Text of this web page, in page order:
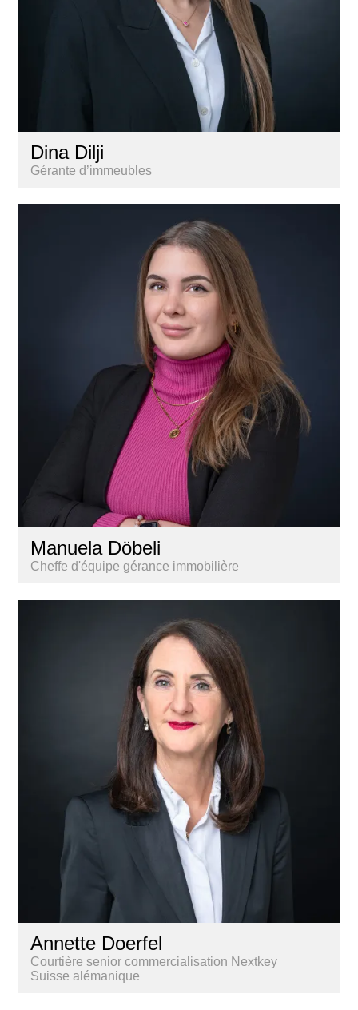
Dina Dilji
Gérante d’immeubles
Manuela Döbeli
Cheffe d'équipe gérance immobilière
Annette Doerfel
Courtière senior commercialisation Nextkey
Suisse alémanique